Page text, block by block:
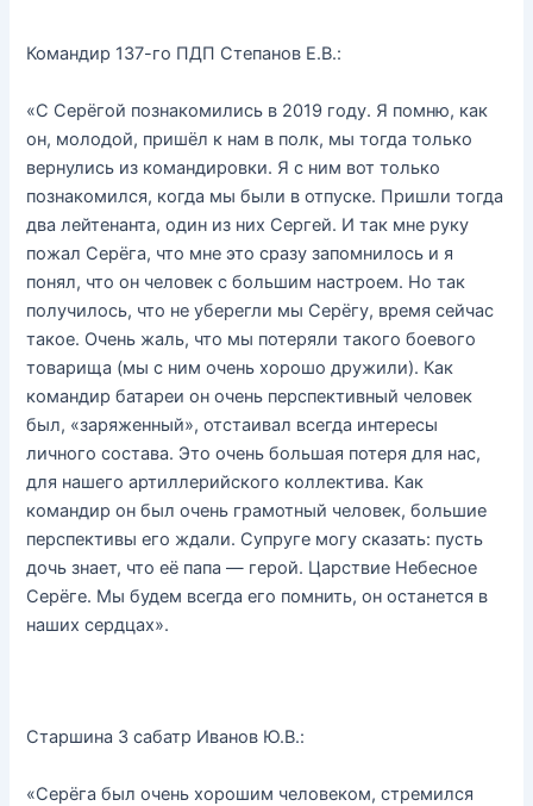
Командир 137-го ПДП Степанов Е.В.:
«С Серёгой познакомились в 2019 году. Я помню, как
он, молодой, пришёл к нам в полк, мы тогда только
вернулись из командировки. Я с ним вот только
познакомился, когда мы были в отпуске. Пришли тогда
два лейтенанта, один из них Сергей. И так мне руку
пожал Серёга, что мне это сразу запомнилось и я
понял, что он человек с большим настроем. Но так
получилось, что не уберегли мы Серёгу, время сейчас
такое. Очень жаль, что мы потеряли такого боевого
товарища (мы с ним очень хорошо дружили). Как
командир батареи он очень перспективный человек
был, «заряженный», отстаивал всегда интересы
личного состава. Это очень большая потеря для нас,
для нашего артиллерийского коллектива. Как
командир он был очень грамотный человек, большие
перспективы его ждали. Супруге могу сказать: пусть
дочь знает, что её папа — герой. Царствие Небесное
Серёге. Мы будем всегда его помнить, он останется в
наших сердцах».
Старшина 3 сабатр Иванов Ю.В.:
«Серёга был очень хорошим человеком, стремился